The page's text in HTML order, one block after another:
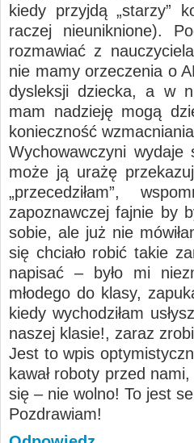
kiedy przyjdą „starzy”
raczej nieuniknione).
rozmawiać z
nie mamy orzeczenia o
dysleksji dziecka, a w
mam nadzieję mogą
konieczność
Wychowawczyni
może ją urażę
„przecedziłam”,
zapoznawczej fajnie by
sobie, ale już nie
się chciało robić takie
napisać – było mi
młodego do klasy,
kiedy wychodziłam
naszej klasie!, zaraz
Jest to wpis
kawał roboty przed
się – nie wolno! To jest
Pozdrawiam!